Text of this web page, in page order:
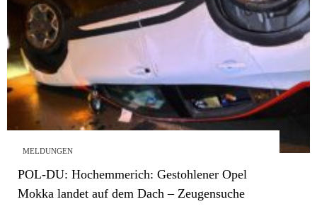
MELDUNGEN
POL-DU: Hochemmerich: Gestohlener Opel
Mokka landet auf dem Dach – Zeugensuche